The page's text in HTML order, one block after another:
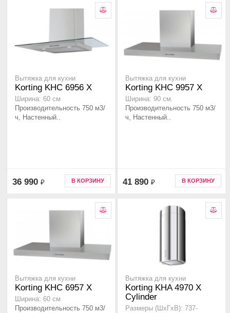
Вытяжка для кухни
Korting KHC 6956 X
Ширина: 60 см
Производительность 750 м3/
ч, Настенный..
36 990 ₽ В КОРЗИНУ
Вытяжка для кухни
Korting KHC 9957 X
Ширина: 90 см.
Производительность 750 м3/
ч, Настенный..
41 890 ₽ В КОРЗИНУ
Вытяжка для кухни
Korting KHC 6957 X
Ширина: 60 см
Производительность 750 м3/
Вытяжка для кухни
Korting KHA 4970 X
Cylinder
Размеры (ШхГхВ): 737-